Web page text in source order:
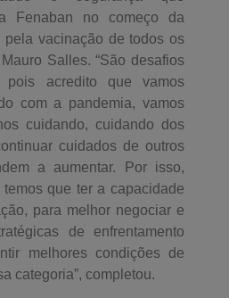
Fenaban no começo da
vacinação de todos os
Salles. “São desafios
pois acredito que vamos
com a pandemia, vamos
cuidando, cuidando dos
cuidados de outros
a aumentar. Por isso,
que ter a capacidade
para melhor negociar e
de enfrentamento
melhores condições de
categoria”, completou.